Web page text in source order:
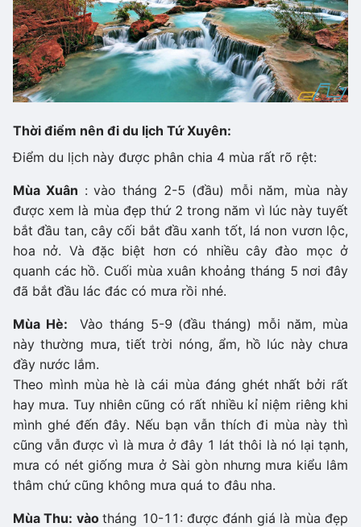
Thời điểm nên đi du lịch Tứ Xuyên:
Điểm du lịch này được phân chia 4 mùa rất rõ rệt:
Mùa Xuân : vào tháng 2-5 (đầu) mỗi năm, mùa này
được xem là mùa đẹp thứ 2 trong năm vì lúc này tuyết
bắt đầu tan, cây cối bắt đầu xanh tốt, lá non vươn lộc,
hoa nở. Và đặc biệt hơn có nhiều cây đào mọc ở
quanh các hồ. Cuối mùa xuân khoảng tháng 5 nơi đây
đã bắt đầu lác đác có mưa rồi nhé.
Mùa Hè:
Vào tháng 5-9 (đầu tháng) mỗi năm, mùa
này thường mưa, tiết trời nóng, ẩm, hồ lúc này chưa
đầy nước lắm.
Theo mình mùa hè là cái mùa đáng ghét nhất bởi rất
hay mưa. Tuy nhiên cũng có rất nhiều kỉ niệm riêng khi
mình ghé đến đây. Nếu bạn vẫn thích đi mùa này thì
cũng vẫn được vì là mưa ở đây 1 lát thôi là nó lại tạnh,
mưa có nét giống mưa ở Sài gòn nhưng mưa kiểu lâm
thâm chứ cũng không mưa quá to đâu nha.
Mùa Thu: vàotháng 10-11: được đánh giá là mùa đẹp